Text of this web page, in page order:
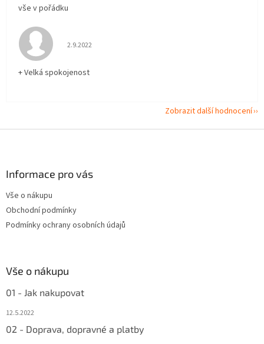
vše v pořádku
Hodnocení obchodu je 5 z 5 hvězdiček.
2.9.2022
+ Velká spokojenost
Zobrazit další hodnocení
Informace pro vás
Vše o nákupu
Obchodní podmínky
Podmínky ochrany osobních údajů
Vše o nákupu
01 - Jak nakupovat
12.5.2022
02 - Doprava, dopravné a platby